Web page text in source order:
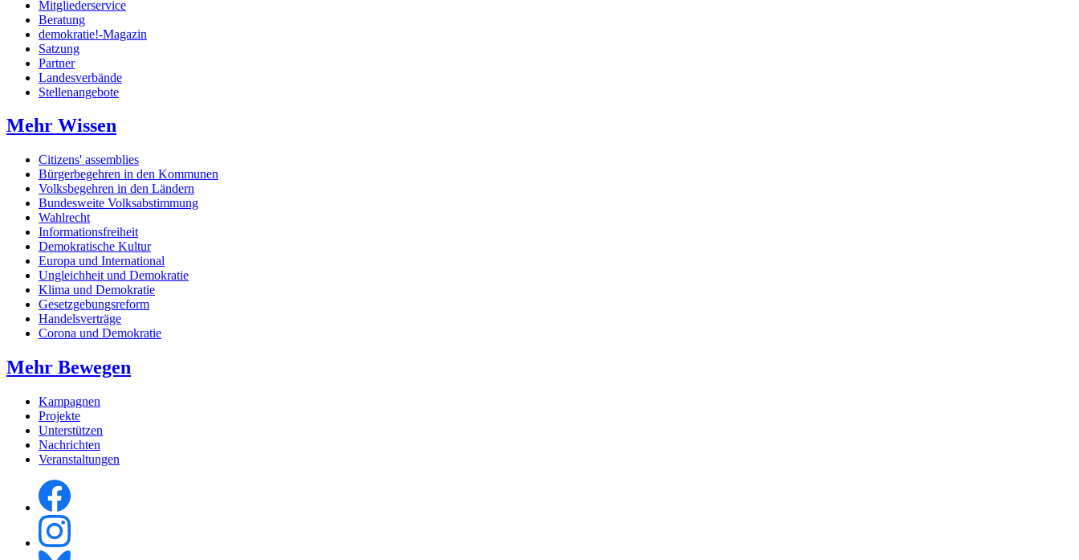
Mitgliederservice
Beratung
demokratie!-Magazin
Satzung
Partner
Landesverbände
Stellenangebote
Mehr Wissen
Citizens' assemblies
Bürgerbegehren in den Kommunen
Volksbegehren in den Ländern
Bundesweite Volksabstimmung
Wahlrecht
Informationsfreiheit
Demokratische Kultur
Europa und International
Ungleichheit und Demokratie
Klima und Demokratie
Gesetzgebungsreform
Handelsverträge
Corona und Demokratie
Mehr Bewegen
Kampagnen
Projekte
Unterstützen
Nachrichten
Veranstaltungen